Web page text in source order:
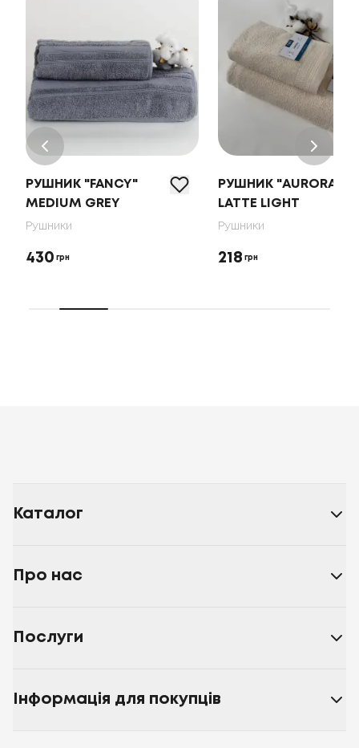
РУШНИК "FANCY"
MEDIUM GREY
Рушники
430 грн
РУШНИК "AURORA"
LATTE LIGHT
Рушники
218 грн
Каталог
Про нас
Послуги
Інформація для покупців